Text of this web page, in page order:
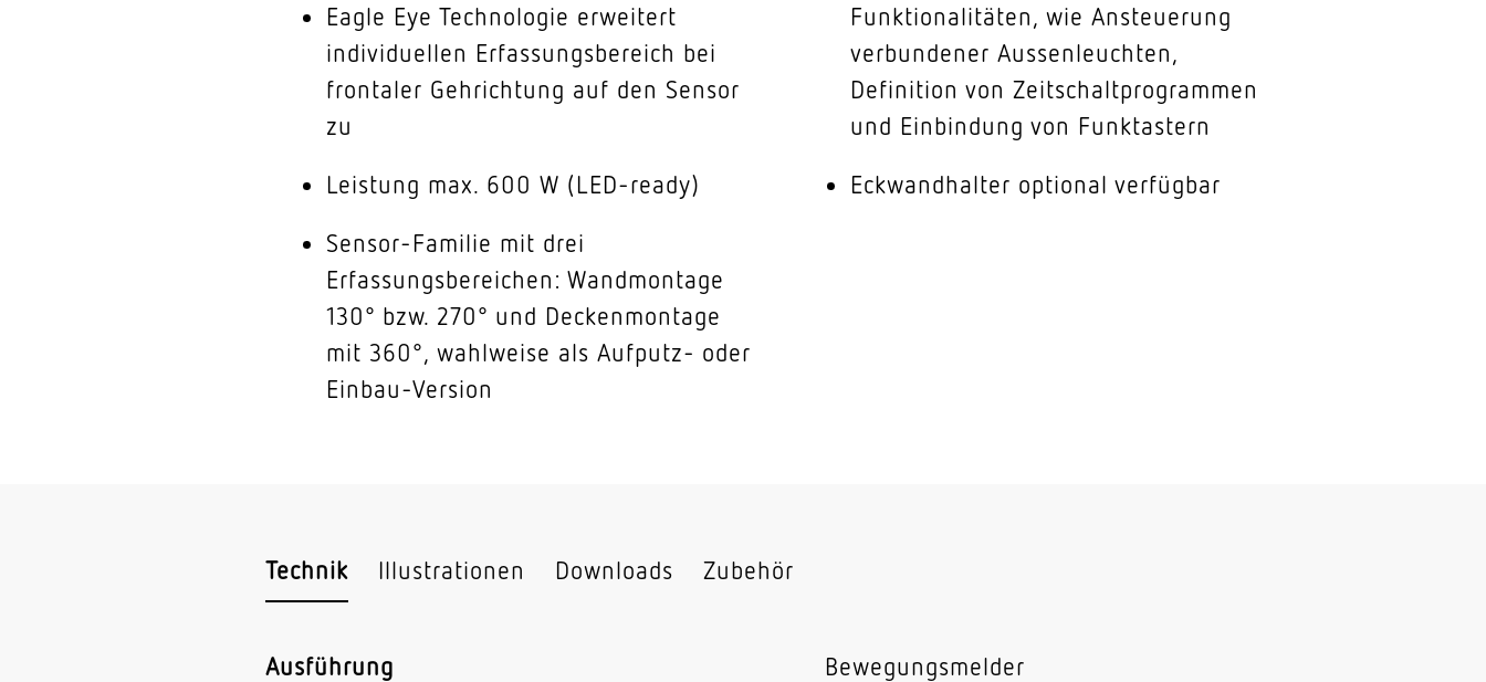
Eagle Eye Technologie erweitert
individuellen Erfassungsbereich bei
frontaler Gehrichtung auf den Sensor
zu
Leistung max. 600 W (LED-ready)
Sensor-Familie mit drei
Erfassungsbereichen: Wandmontage
130° bzw. 270° und Deckenmontage
mit 360°, wahlweise als Aufputz- oder
Einbau-Version
Funktionalitäten, wie Ansteuerung
verbundener Aussenleuchten,
Definition von Zeitschaltprogrammen
und Einbindung von Funktastern
Eckwandhalter optional verfügbar
Technik Illustrationen Downloads Zubehör
Ausführung
Bewegungsmelder